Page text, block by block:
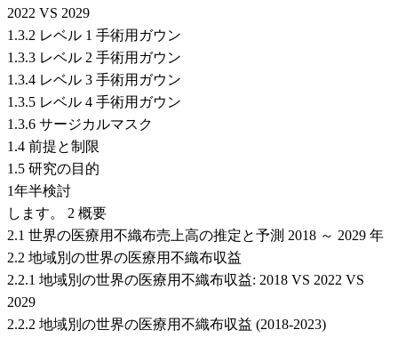
2022 VS 2029
1.3.2 レベル 1 手術用ガウン
1.3.3 レベル 2 手術用ガウン
1.3.4 レベル 3 手術用ガウン
1.3.5 レベル 4 手術用ガウン
1.3.6 サージカルマスク
1.4 前提と制限
1.5 研究の目的
1年半検討
します。 2 概要
2.1 世界の医療用不織布売上高の推定と予測 2018 ～ 2029 年
2.2 地域別の世界の医療用不織布収益
2.2.1 地域別の世界の医療用不織布収益: 2018 VS 2022 VS
2029
2.2.2 地域別の世界の医療用不織布収益 (2018-2023)